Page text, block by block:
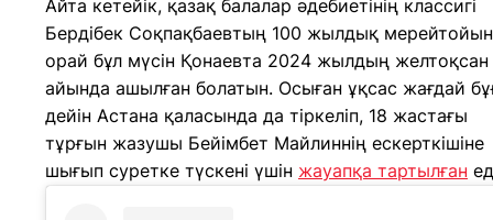
Айта кетейік, қазақ балалар әдебиетінің классигі
Бердібек Соқпақбаевтың 100 жылдық
орай бұл мүсін Қонаевта 2024 жылдың желтоқсан
айында ашылған болатын. Осыған ұқсас жағдай
дейін Астана қаласында да тіркеліп, 18 жастағы
тұрғын жазушы Бейімбет Майлиннің ескерткішіне
шығып суретке түскені үшін жауапқа тартылған